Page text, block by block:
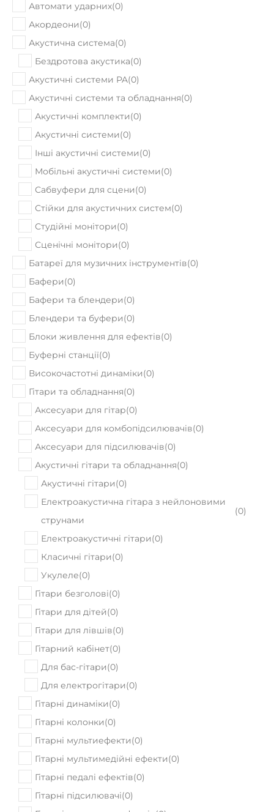
Автомати ударних(0)
Акордеони(0)
Акустична система(0)
Бездротова акустика(0)
Акустичні системи PA(0)
Акустичні системи та обладнання(0)
Акустичні комплекти(0)
Акустичні системи(0)
Інші акустичні системи(0)
Мобільні акустичні системи(0)
Сабвуфери для сцени(0)
Стійки для акустичних систем(0)
Студійні монітори(0)
Сценічні монітори(0)
Батареї для музичних інструментів(0)
Бафери(0)
Бафери та блендери(0)
Блендери та буфери(0)
Блоки живлення для ефектів(0)
Буферні станції(0)
Високочастотні динаміки(0)
Гітари та обладнання(0)
Аксесуари для гітар(0)
Аксесуари для комбопідсилювачів(0)
Аксесуари для підсилювачів(0)
Акустичні гітари та обладнання(0)
Акустичні гітари(0)
Електроакустична гітара з нейлоновими
струнами
(0)
Електроакустичні гітари(0)
Класичні гітари(0)
Укулеле(0)
Гітари безголові(0)
Гітари для дітей(0)
Гітари для лівшів(0)
Гітарний кабінет(0)
Для бас-гітари(0)
Для електрогітари(0)
Гітарні динаміки(0)
Гітарні колонки(0)
Гітарні мультиефекти(0)
Гітарні мультимедійні ефекти(0)
Гітарні педалі ефектів(0)
Гітарні підсилювачі(0)